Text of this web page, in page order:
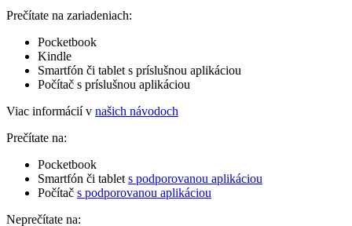
Prečítate na zariadeniach:
Pocketbook
Kindle
Smartfón či tablet s príslušnou aplikáciou
Počítač s príslušnou aplikáciou
Viac informácií v našich návodoch
Prečítate na:
Pocketbook
Smartfón či tablet s podporovanou aplikáciou
Počítač s podporovanou aplikáciou
Neprečítate na: